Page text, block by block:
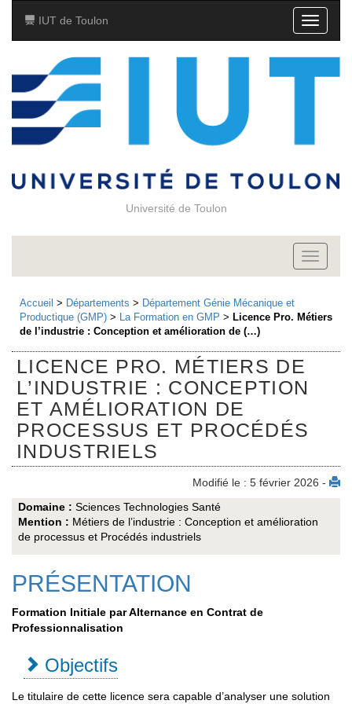
Toggle
IUT de Toulon
Université de Toulon
Toggle
Accueil > Départements > Département Génie Mécanique et
Productique (GMP) > La Formation en GMP > Licence Pro. Métiers
de l’industrie : Conception et amélioration de (…)
LICENCE PRO. MÉTIERS DE
L’INDUSTRIE : CONCEPTION
ET AMÉLIORATION DE
PROCESSUS ET PROCÉDÉS
INDUSTRIELS
Modifié le : 5 février 2026 -
Domaine : Sciences Technologies Santé
Mention : Métiers de l’industrie : Conception et amélioration
de processus et Procédés industriels
PRÉSENTATION
Formation Initiale par Alternance en Contrat de
Professionnalisation
Objectifs
Le titulaire de cette licence sera capable d’analyser une solution